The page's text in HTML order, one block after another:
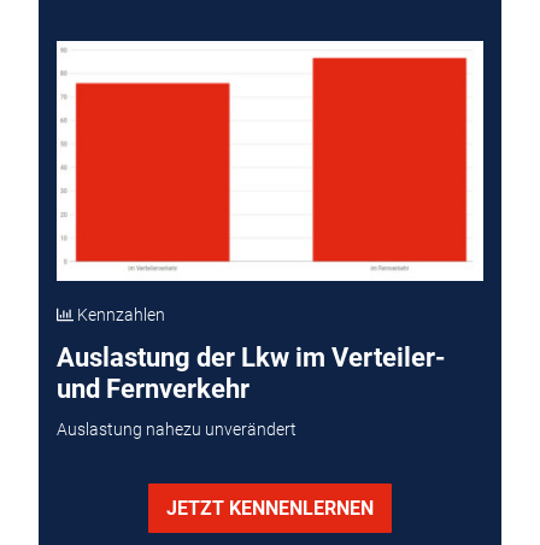
Kennzahlen
Auslastung der Lkw im Verteiler-
und Fernverkehr
Auslastung nahezu unverändert
JETZT KENNENLERNEN